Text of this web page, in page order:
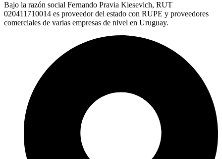
Bajo la razón social Fernando Pravia Kiesevich, RUT
020411710014 es proveedor del estado con RUPE y proveedores
comerciales de varias empresas de nivel en Uruguay.